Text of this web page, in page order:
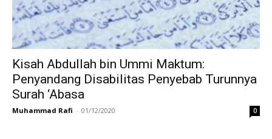
Kisah Abdullah bin Ummi Maktum:
Penyandang Disabilitas Penyebab Turunnya
Surah ‘Abasa
Muhammad Rafi - 01/12/2020 0